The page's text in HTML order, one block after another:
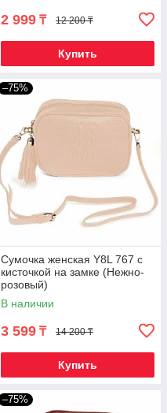
2 999 ₸ 12 200 ₸
Купить
–75%
Сумочка женская Y8L 767 с
кисточкой на замке (Нежно-
розовый)
В наличии
3 599 ₸ 14 200 ₸
Купить
–75%